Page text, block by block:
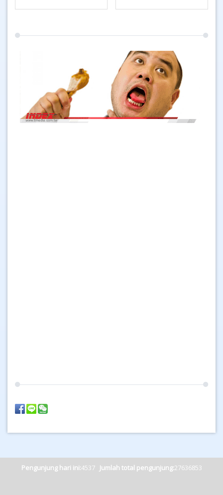
Pengunjung hari ini:4537 Jumlah total pengunjung:27636853